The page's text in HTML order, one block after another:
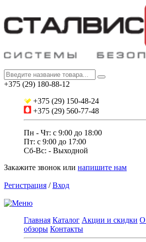
+375 (29) 180-88-12
+375 (29) 150-48-24
+375 (29) 560-77-48
Пн - Чт: с 9:00 до 18:00
Пт: c 9:00 до 17:00
Сб-Вс: - Выходной
Закажите звонок или напишите нам
Регистрация /Вход
Главная Каталог Акции и скидки О
обзоры Контакты